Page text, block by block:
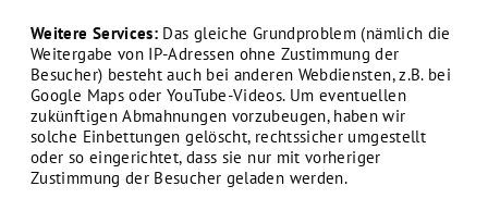
Weitere Services: Das gleiche Grundproblem (nämlich die
Weitergabe von IP-Adressen ohne Zustimmung der
Besucher) besteht auch bei anderen Webdiensten, z.B. bei
Google Maps oder YouTube-Videos. Um eventuellen
zukünftigen Abmahnungen vorzubeugen, haben wir
solche Einbettungen gelöscht, rechtssicher umgestellt
oder so eingerichtet, dass sie nur mit vorheriger
Zustimmung der Besucher geladen werden.